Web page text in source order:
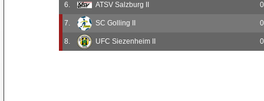
6. ATSV Salzburg II 0
7. SC Golling II 0
8. UFC Siezenheim II 0